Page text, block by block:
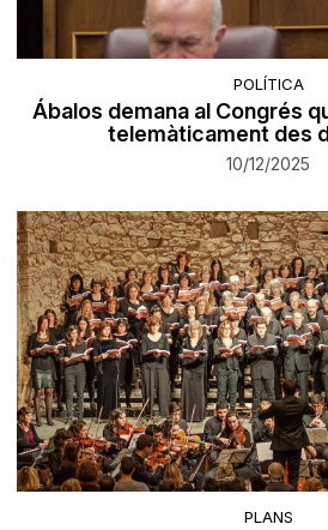
POLÍTICA
Ábalos demana al Congrés
telemàticament des
10/12/2025
PLANS